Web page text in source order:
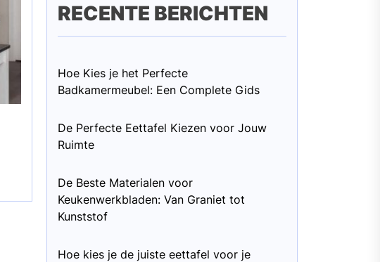
RECENTE BERICHTEN
Hoe Kies je het Perfecte
Badkamermeubel: Een Complete Gids
De Perfecte Eettafel Kiezen voor Jouw
Ruimte
De Beste Materialen voor
Keukenwerkbladen: Van Graniet tot
Kunststof
Hoe kies je de juiste eettafel voor je